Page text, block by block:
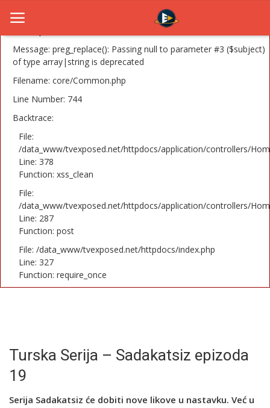
A PHP Error was encountered
Message: preg_replace(): Passing null to parameter #3 ($subject)
of type array|string is deprecated
Filename: core/Common.php
Line Number: 744
Backtrace:
File:
/data_www/tvexposed.net/httpdocs/application/controllers/
Line: 378
Function: xss_clean
File:
/data_www/tvexposed.net/httpdocs/application/controllers/
Line: 287
Function: post
File: /data_www/tvexposed.net/httpdocs/index.php
Line: 327
Function: require_once
Home
TV Serije
Filmovi
Glumci
Contact
Register
Turska Serija – Sadakatsiz epizoda
19
Serija Sadakatsiz će dobiti nove likove u nastavku. Već u